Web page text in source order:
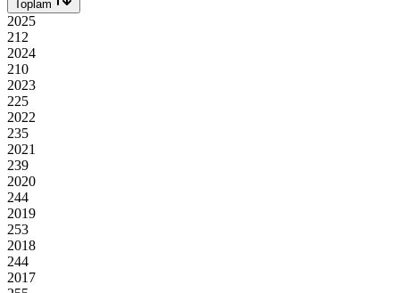
Toplam
2025
212
2024
210
2023
225
2022
235
2021
239
2020
244
2019
253
2018
244
2017